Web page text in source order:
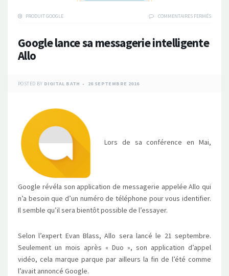
PRODUIT GOOGLE COMMENTAIRES FERMÉSSUR
Google lance sa messagerie intelligente
Allo
POSTED BY DIGITAL BATH 26 SEPTEMBRE 2016
Lors de sa conférence en Mai,
Google révéla son application de messagerie appelée Allo qui
n’a besoin que d’un numéro de téléphone pour vous identifier.
Il semble qu’il sera bientôt possible de l’essayer.
Selon l’expert Evan Blass, Allo sera lancé le 21 septembre.
Seulement un mois après « Duo », son application d’appel
vidéo, cela marque parque par ailleurs la fin de l’été comme
l’avait annoncé Google.